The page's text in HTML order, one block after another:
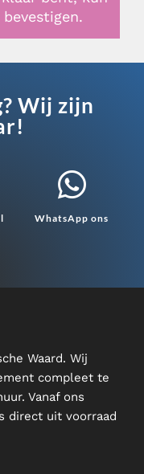
Wij zijn

WhatsApp ons
Waard. Wij
compleet te
Vanaf ons
direct uit voorraad